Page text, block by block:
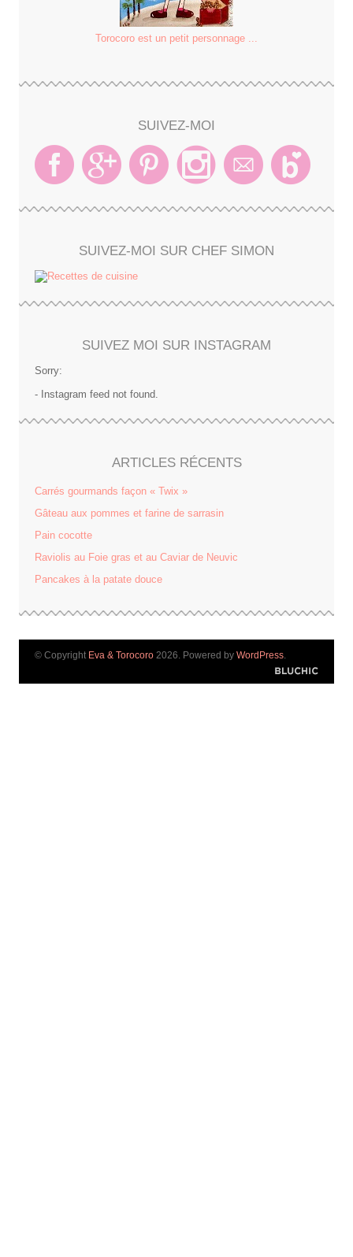
Torocoro est un petit personnage ...
SUIVEZ-MOI
SUIVEZ-MOI SUR CHEF SIMON
SUIVEZ MOI SUR INSTAGRAM
Sorry:
- Instagram feed not found.
ARTICLES RÉCENTS
Carrés gourmands façon « Twix »
Gâteau aux pommes et farine de sarrasin
Pain cocotte
Raviolis au Foie gras et au Caviar de Neuvic
Pancakes à la patate douce
© Copyright Eva & Torocoro 2026. Powered by WordPress